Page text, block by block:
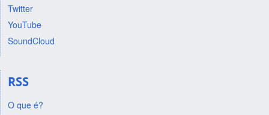
Twitter
YouTube
SoundCloud
RSS
O que é?